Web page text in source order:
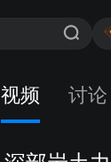
视频 讨论